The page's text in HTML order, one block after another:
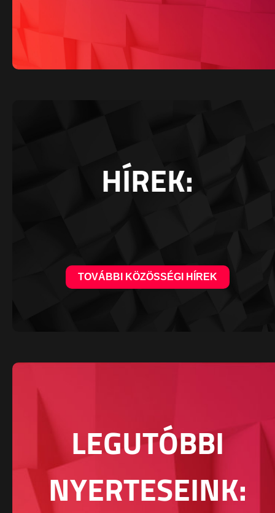
HÍREK:
TOVÁBBI KÖZÖSSÉGI HÍREK
LEGUTÓBBI
NYERTESEINK: